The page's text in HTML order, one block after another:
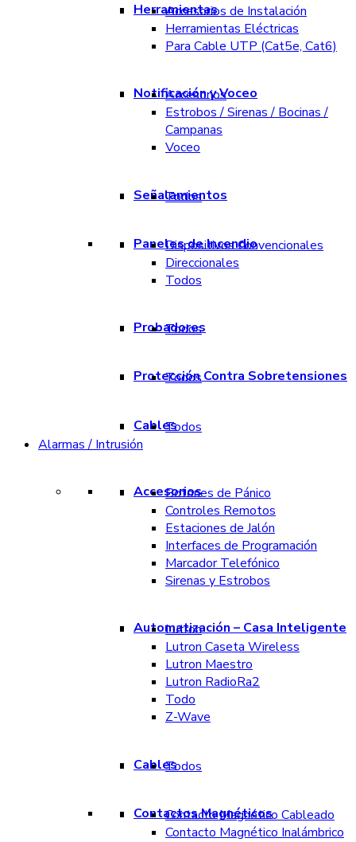
Herramientas
Accesorios de Instalación
Herramientas Eléctricas
Para Cable UTP (Cat5e, Cat6)
Notificación y Voceo
Accesorios
Estrobos / Sirenas / Bocinas /
Campanas
Voceo
Señalamientos
Todos
Paneles de Incendio
Dispositivos Convencionales
Direccionales
Todos
Probadores
Todos
Protección Contra Sobretensiones
Todos
CablesTodos
Alarmas / Intrusión
Accesorios
Botones de Pánico
Controles Remotos
Estaciones de Jalón
Interfaces de Programación
Marcador Telefónico
Sirenas y Estrobos
Automatización – Casa Inteligente
Lutron
Lutron Caseta Wireless
Lutron Maestro
Lutron RadioRa2
Todo
Z-Wave
CablesTodos
Contactos Magnéticos
Contacto Magnético Cableado
Contacto Magnético Inalámbrico